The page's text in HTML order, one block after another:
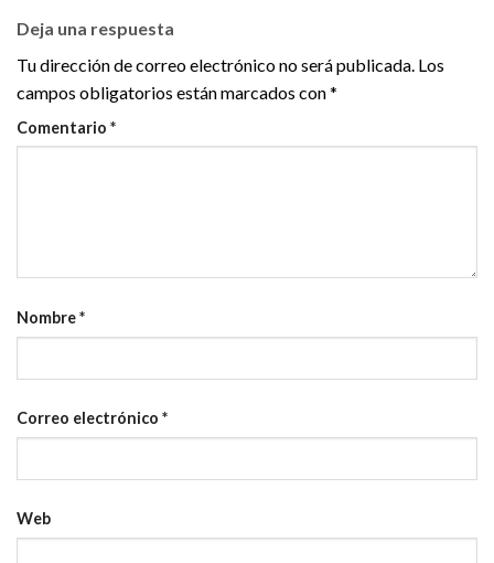
Deja una respuesta
Tu dirección de correo electrónico no será publicada. Los
campos obligatorios están marcados con*
Comentario *
Nombre*
Correo electrónico *
Web